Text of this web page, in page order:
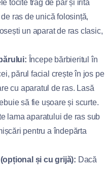
tocite trag de păr și irită
ras de unică folosință,
un aparat de ras clasic,
Începe bărbieritul în
părul facial crește în jos pe
cu aparatul de ras. Lasă
să fie ușoare și scurte.
lama aparatului de ras sub
pentru a îndepărta
și cu grijă): Dacă